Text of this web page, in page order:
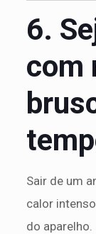
6.
com
Sair de um
calor
do aparelho.